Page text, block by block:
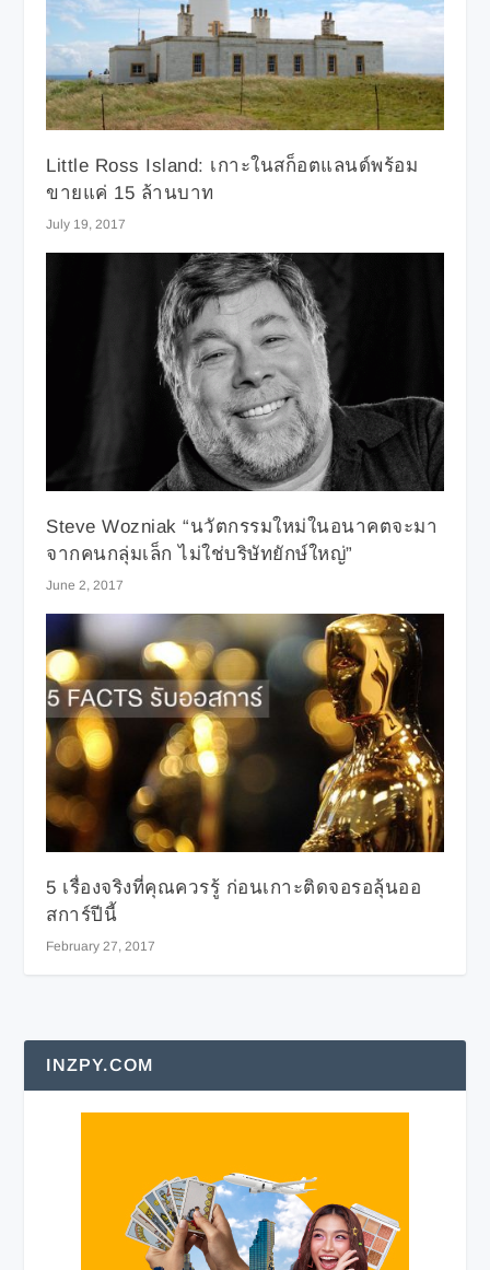
Little Ross Island: เกาะในสก็อตแลนด์พร้อม
ขายแค่ 15 ล้านบาท
July 19, 2017
Steve Wozniak “นวัตกรรมใหม่ในอนาคตจะมา
จากคนกลุ่มเล็ก ไม่ใช่บริษัทยักษ์ใหญ่”
June 2, 2017
5 เรื่องจริงที่คุณควรรู้ ก่อนเกาะติดจอรอลุ้นออ
สการ์ปีนี้
February 27, 2017
INZPY.COM